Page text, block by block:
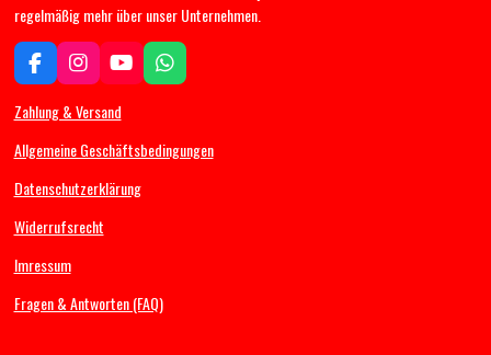
regelmäßig mehr über unser Unternehmen.
F
a
c
b
o
I
n
s
a
r
m
Y
o
u
u
e
W
h
s
Zahlung & Versand
Allgemeine Geschäftsbedingungen
Datenschutzerklärung
Widerrufsrecht
Imressum
Fragen & Antworten (FAQ)